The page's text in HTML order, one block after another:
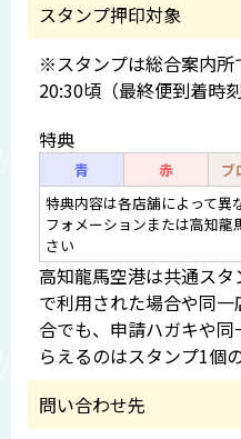
スタンプ押印対象
※スタンプは総合案内所
20:30頃（最終便到着時
特典
青 赤 ブ
特典内容は各店舗によって異
フォメーションまたは高知
さい
高知龍馬空港は共通ス
で利用された場合や同
合でも、申請ハガキや
らえるのはスタンプ1個
問い合わせ先